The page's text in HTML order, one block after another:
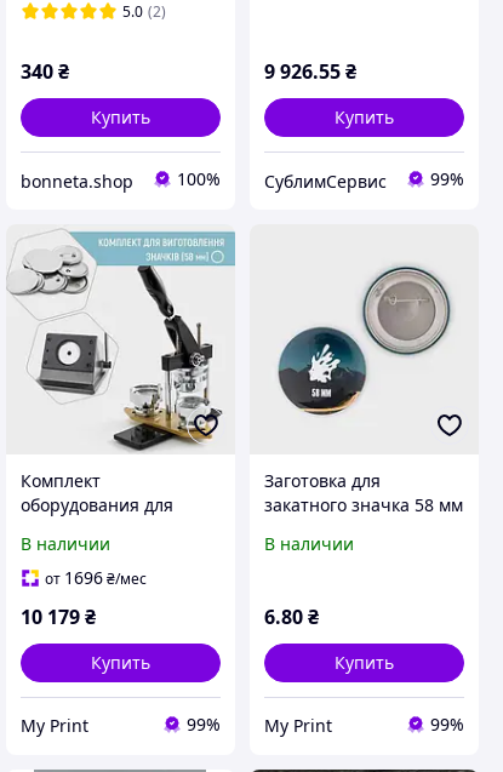
5.0 (2)
340 ₴
Купить
bonneta.shop 100%
9 926.55₴
Купить
СублимСервис 99%
Комплект
оборудования для
My Print Standart Pro 58
мм (13094)
В наличии
от 1696 ₴/мес
10 179 ₴
Купить
My Print 99%
Заготовка для
закатного значка 58 мм
В наличии
6.80₴
Купить
My Print 99%